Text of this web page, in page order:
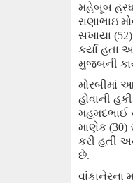
મહેબૂબ હર
રાણાભાઇ
સખાયા (52)
કર્યા હતા
મુજબની
મોરબીમાં
હોવાની
મહમદભાઈ
માણેક (30)
કરી હતી
છે
વાંકાનેરના